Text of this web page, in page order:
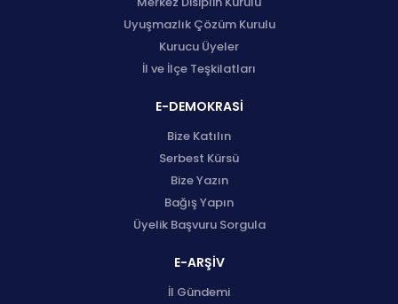
Uyuşmazlık Çözüm Kurulu
Kurucu Üyeler
İl ve İlçe Teşkilatları
E-DEMOKRASİ
Bize Katılın
Serbest Kürsü
Bize Yazın
Bağış Yapın
Üyelik Başvuru Sorgula
E-ARŞİV
İl Gündemi